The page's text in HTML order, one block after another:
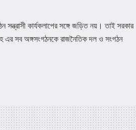
কার্যকলাপের সঙ্গে জড়িত নয়। তাই সরকার
এর সব অঙ্গসংগঠনকে রাজনৈতিক দল ও সংগঠন